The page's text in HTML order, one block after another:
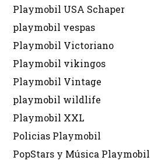
Playmobil USA Schaper
playmobil vespas
Playmobil Victoriano
Playmobil vikingos
Playmobil Vintage
playmobil wildlife
Playmobil XXL
Policias Playmobil
PopStars y Música Playmobil